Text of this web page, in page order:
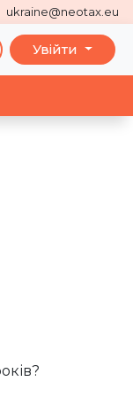
ukraine@neotax.eu
Увійти